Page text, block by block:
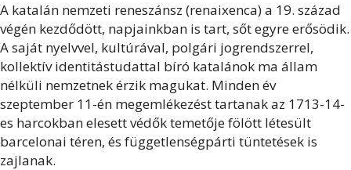
A katalán nemzeti reneszánsz (renaixenca) a 19. század
végén kezdődött, napjainkban is tart, sőt egyre erősödik.
A saját nyelvvel, kultúrával, polgári jogrendszerrel,
kollektív identitástudattal bíró katalánok ma állam
nélküli nemzetnek érzik magukat. Minden év
szeptember 11-én megemlékezést tartanak az 1713-14-
es harcokban elesett védők temetője fölött létesült
barcelonai téren, és függetlenségpárti tüntetések is
zajlanak.